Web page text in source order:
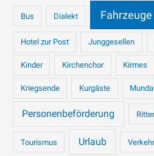
Bus Dialekt Fahrzeuge
Hotel zur Post Junggesellen
Kinder Kirchenchor Kirmes
Kriegsende Kurgäste
Personenbeförderung
Tourismus Urlaub